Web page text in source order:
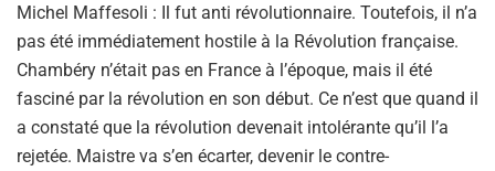
Michel Maffesoli : Il fut anti révolutionnaire. Toutefois, il n’a
pas été immédiatement hostile à la Révolution française.
Chambéry n’était pas en France à l’époque, mais il été
fasciné par la révolution en son début. Ce n’est que quand il
a constaté que la révolution devenait intolérante qu’il l’a
rejetée. Maistre va s’en écarter, devenir le contre-